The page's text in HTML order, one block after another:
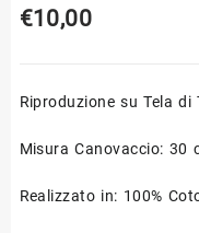
€10,00
Riproduzione su Tela
Misura Canovaccio: 30
Realizzato in: 100%